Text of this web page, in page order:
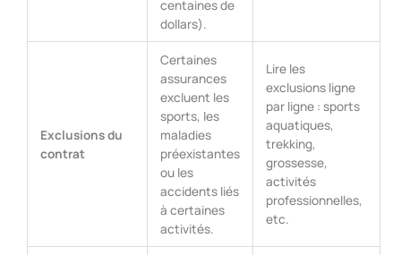
centaines de
dollars).
Exclusions du
contrat
Certaines
assurances
excluent les
sports, les
maladies
préexistantes
ou les
accidents liés
à certaines
activités.
Lire les
exclusions ligne
par ligne : sports
aquatiques,
trekking,
grossesse,
activités
professionnelles,
etc.